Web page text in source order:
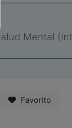
Mental
Favorito